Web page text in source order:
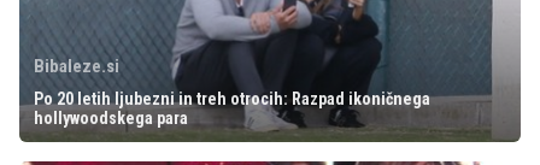
Bibaleze.si
Po 20 letih ljubezni in treh otrocih: Razpad ikoničnega
hollywoodskega para